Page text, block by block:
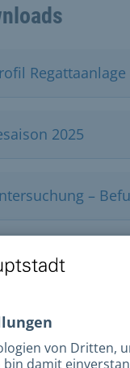
Regattaanlage
2025
–